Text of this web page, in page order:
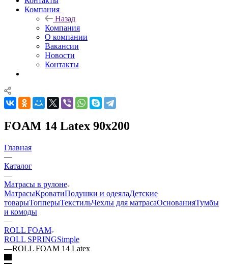
Компания
Назад
Компания
О компании
Вакансии
Новости
Контакты
FOAM 14 Latex 90x200
Главная
—
Каталог
—
Матрасы в рулоне
МатрасыКроватиПодушки и одеялаДетские
товарыТопперыТекстильЧехлы для матрасаОснованияТумбы
и комоды
—
ROLL FOAM
ROLL SPRINGSimple
—ROLL FOAM 14 Latex